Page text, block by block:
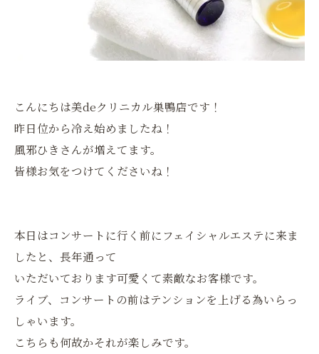
こんにちは美deクリニカル巣鴨店です！
昨日位から冷え始めましたね！
風邪ひきさんが増えてます。
皆様お気をつけてくださいね！
本日はコンサートに行く前にフェイシャルエステに来ま
したと、長年通って
いただいております可愛くて素敵なお客様です。
ライブ、コンサートの前はテンションを上げる為いらっ
しゃいます。
こちらも何故かそれが楽しみです。